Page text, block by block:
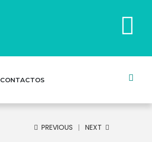
CONTACTOS
PREVIOUS NEXT